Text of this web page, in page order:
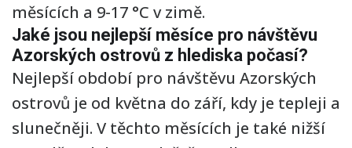
měsících a 9-17 °C v zimě.
Jaké jsou nejlepší měsíce pro návštěvu
Azorských ostrovů z hlediska počasí?
Nejlepší období pro návštěvu Azorských
ostrovů je od května do září, kdy je tepleji a
slunečněji. V těchto měsících je také nižší